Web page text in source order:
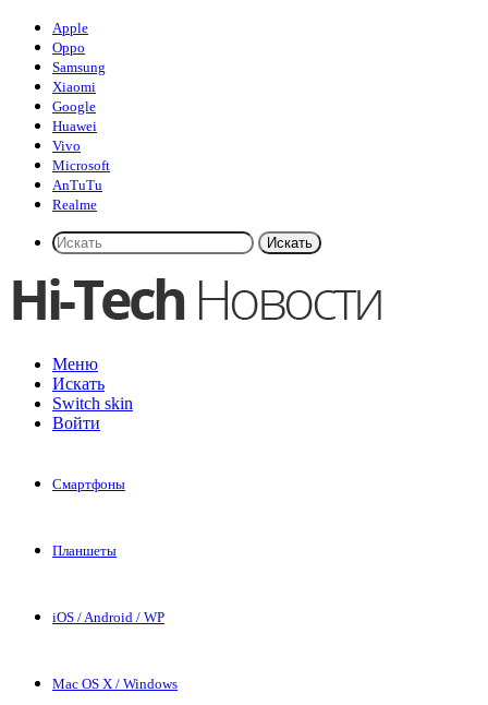
Apple
Oppo
Samsung
Xiaomi
Google
Huawei
Vivo
Microsoft
AnTuTu
Realme
Искать
Меню
Искать
Switch skin
Войти
Смартфоны
Планшеты
iOS / Android / WP
Mac OS X / Windows